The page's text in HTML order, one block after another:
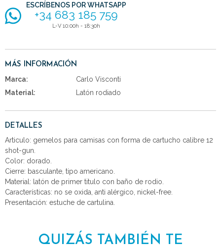
ESCRÍBENOS POR WHATSAPP
+34 683 185 759
L-V 10:00h - 18:30h
MÁS INFORMACIÓN
Marca:
Carlo Visconti
Material:
Latón rodiado
DETALLES
Articulo: gemelos para camisas con forma de cartucho calibre 12
shot-gun.
Color: dorado.
Cierre: basculante, tipo americano.
Material: latón de primer titulo con baño de rodio.
Características: no se oxida, anti alérgico, nickel-free.
Presentación: estuche de cartulina.
QUIZÁS TAMBIÉN TE